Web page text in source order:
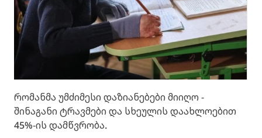
რომანმა უმძიმესი დაზიანებები მიიღო -
შინაგანი ტრავმები და სხეულის დაახლოებით
45%-ის დამწვრობა.